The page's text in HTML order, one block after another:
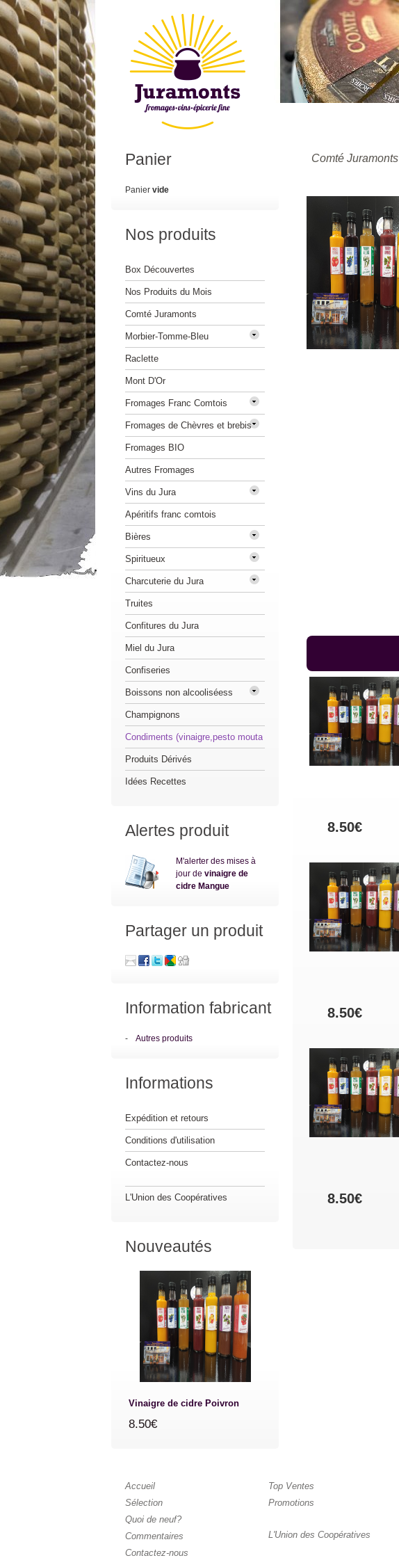
Comté Juramonts
8.50€
8.50€
8.50€
Panier
Panier vide
Nos produits
Box Découvertes
Nos Produits du Mois
Comté Juramonts
Morbier-Tomme-Bleu
Raclette
Mont D'Or
Fromages Franc Comtois
Fromages de Chèvres et brebis
Fromages BIO
Autres Fromages
Vins du Jura
Apéritifs franc comtois
Bières
Spiritueux
Charcuterie du Jura
Truites
Confitures du Jura
Miel du Jura
Confiseries
Boissons non alcooliséess
Champignons
Condiments (vinaigre,pesto mouta
Produits Dérivés
Idées Recettes
Alertes produit
M'alerter des mises à
jour de vinaigre de
cidre Mangue
Partager un produit
Information fabricant
- Autres produits
Informations
Expédition et retours
Conditions d'utilisation
Contactez-nous
L'Union des Coopératives
Nouveautés
Vinaigre de cidre Poivron
8.50€
Accueil
Sélection
Quoi de neuf?
Commentaires
Contactez-nous
Top Ventes
Promotions
L'Union des Coopératives